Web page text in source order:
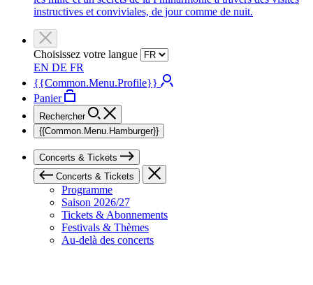
instructives et conviviales, de jour comme de nuit.
Choisissez votre langue
EN DE FR
{{Common.Menu.Profile}}
Panier
Rechercher
{{Common.Menu.Hamburger}}
Concerts & Tickets
Concerts & Tickets
Programme
Saison 2026/27
Tickets & Abonnements
Festivals & Thèmes
Au-delà des concerts